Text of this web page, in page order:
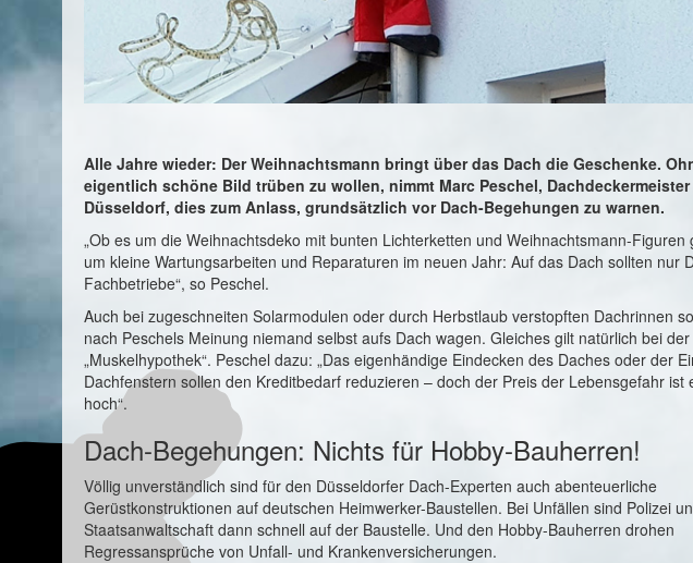
Alle Jahre wieder: Der Weihnachtsmann bringt über das Dach die Geschenke.
eigentlich schöne Bild trüben zu wollen, nimmt Marc Peschel,
Düsseldorf, dies zum Anlass, grundsätzlich vor Dach-Begehungen zu warnen.
„Ob es um die Weihnachtsdeko mit bunten Lichterketten und Weihnachtsmann-Figuren
um kleine Wartungsarbeiten und Reparaturen im neuen Jahr: Auf das Dach sollten nur
Fachbetriebe“, so Peschel.
Auch bei zugeschneiten Solarmodulen oder durch Herbstlaub verstopften Dachrinnen
nach Peschels Meinung niemand selbst aufs Dach wagen. Gleiches gilt natürlich bei
„Muskelhypothek“. Peschel dazu: „Das eigenhändige Eindecken des Daches oder der
Dachfenstern sollen den Kreditbedarf reduzieren – doch der Preis der Lebensgefahr ist
hoch“.
Dach-Begehungen: Nichts für Hobby-Bauherren!
Völlig unverständlich sind für den Düsseldorfer Dach-Experten auch abenteuerliche
Gerüstkonstruktionen auf deutschen Heimwerker-Baustellen. Bei Unfällen sind Polizei
Staatsanwaltschaft dann schnell auf der Baustelle. Und den Hobby-Bauherren drohen
Regressansprüche von Unfall- und Krankenversicherungen.